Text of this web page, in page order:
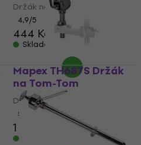
Držák na Tom-Tom
4,9/5
444 Kč
Skladem
Mapex TH687S Držák
na Tom-Tom
Držák na Tom-Tom
5
1 549 Kč